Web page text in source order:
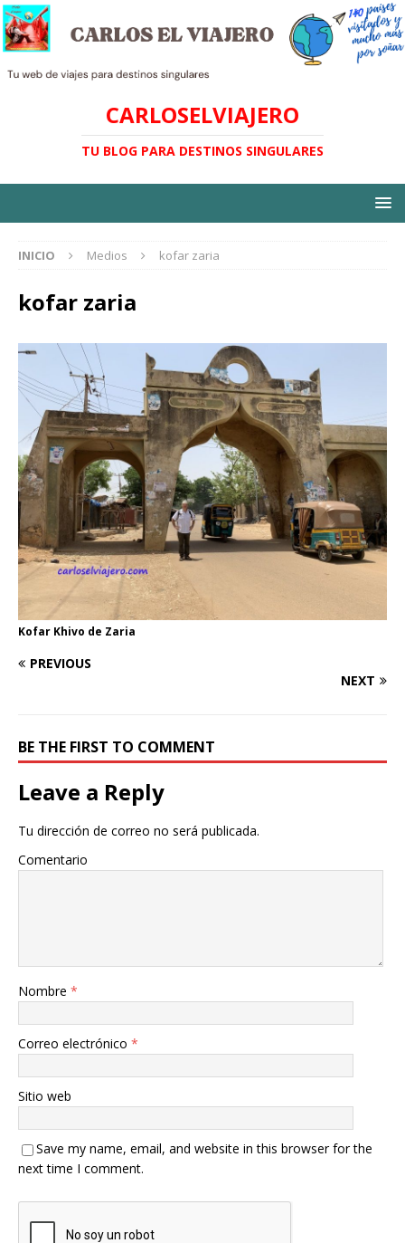
CARLOSELVIAJERO
TU BLOG PARA DESTINOS SINGULARES
INICIO Medios kofar zaria
kofar zaria
Kofar Khivo de Zaria
PREVIOUS
NEXT
BE THE FIRST TO COMMENT
Leave a Reply
Tu dirección de correo no será publicada.
Comentario
Nombre *
Correo electrónico *
Sitio web
Save my name, email, and website in this browser for the
next time I comment.